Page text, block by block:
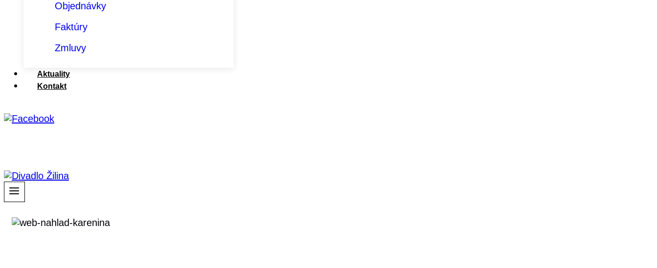
Objednávky
Faktúry
Zmluvy
Aktuality
Kontakt